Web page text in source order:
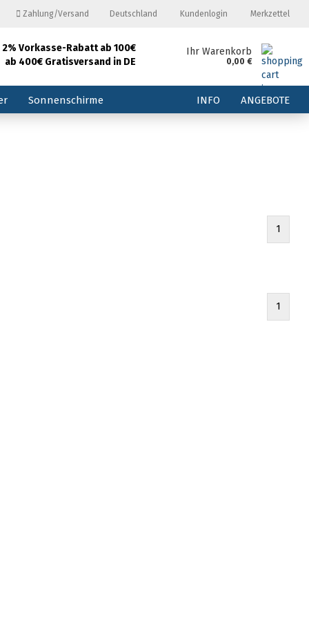
Zahlung/Versand Deutschland Kundenlogin Merkzettel
2% Vorkasse-Rabatt ab 100€
ab 400€ Gratisversand in DE
Ihr Warenkorb
0,00 €
Sonnenschirme INFO ANGEBOTE
1
1